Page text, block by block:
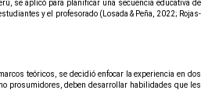
se aplicó para planificar una secuencia educativa de
y el profesorado (Losada & Peña, 2022; Rojas-
teóricos, se decidió enfocar la experiencia en dos
prosumidores, deben desarrollar habilidades que les